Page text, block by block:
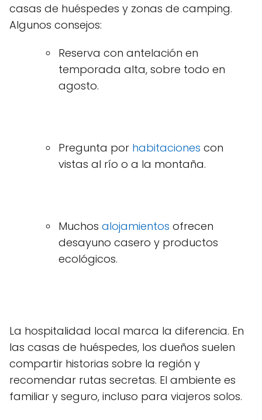
casas de huéspedes y zonas de camping.
Algunos consejos:
Reserva con antelación en
temporada alta, sobre todo en
agosto.
Pregunta por habitaciones con
vistas al río o a la montaña.
Muchos alojamientos ofrecen
desayuno casero y productos
ecológicos.
La hospitalidad local marca la diferencia. En
las casas de huéspedes, los dueños suelen
compartir historias sobre la región y
recomendar rutas secretas. El ambiente es
familiar y seguro, incluso para viajeros solos.